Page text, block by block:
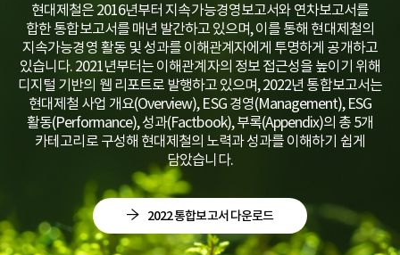
현대제철은 2016년부터 지속가능경영보고서와 연차보고서를
합한 통합보고서를 매년 발간하고 있으며, 이를 통해 현대제철의
지속가능경영 활동 및 성과를 이해관계자에게 투명하게 공개하고
있습니다. 2021년부터는 이해관계자의 정보 접근성을 높이기 위해
디지털 기반의 웹 리포트로 발행하고 있으며, 2022년 통합보고서는
현대제철 사업 개요(Overview), ESG 경영(Management), ESG
활동(Performance), 성과(Factbook), 부록(Appendix)의 총 5개
카테고리로 구성해 현대제철의 노력과 성과를 이해하기 쉽게
담았습니다.
2022 통합보고서 다운로드